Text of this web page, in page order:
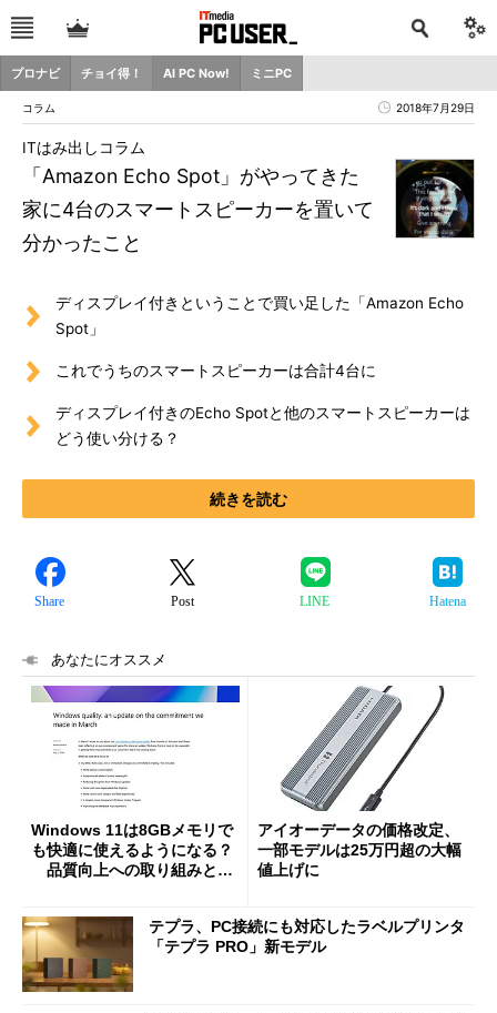
プロナビ チョイ得！ AI PC Now! ミニPC
コラム 2018年7月29日
「Amazon Echo Spot」がやってきた
家に4台のスマートスピーカーを置いて
分かったこと
ITはみ出しコラム
ディスプレイ付きということで買い足した「Amazon Echo
Spot」
これでうちのスマートスピーカーは合計4台に
ディスプレイ付きのEcho Spotと他のスマートスピーカーは
どう使い分ける？
続きを読む
Share Post LINE Hatena
あなたにオススメ
Windows 11は8GBメモリで
も快適に使えるようになる？
品質向上への取り組みと
アイオーデータの価格改定、
一部モデルは25万円超の大幅
値上げに
テプラ、PC接続にも対応したラベルプリンタ
「テプラ PRO」新モデル